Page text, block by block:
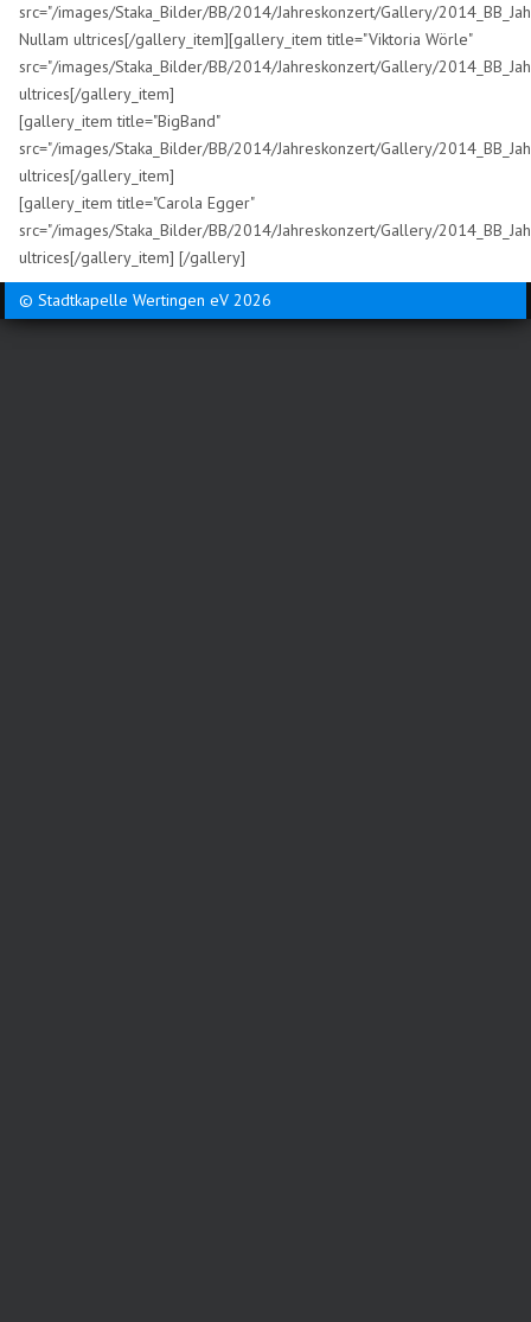
src="/images/Staka_Bilder/BB/2014/Jahreskonzert/Gallery/
Nullam ultrices[/gallery_item][gallery_item title="Viktoria Wörle"
src="/images/Staka_Bilder/BB/2014/Jahreskonzert/Gallery/
ultrices[/gallery_item]
[gallery_item title="BigBand"
src="/images/Staka_Bilder/BB/2014/Jahreskonzert/Gallery/
ultrices[/gallery_item]
[gallery_item title="Carola Egger"
src="/images/Staka_Bilder/BB/2014/Jahreskonzert/Gallery/
ultrices[/gallery_item] [/gallery]
© Stadtkapelle Wertingen eV 2026